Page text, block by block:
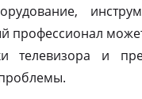
профессионал
телевизора и